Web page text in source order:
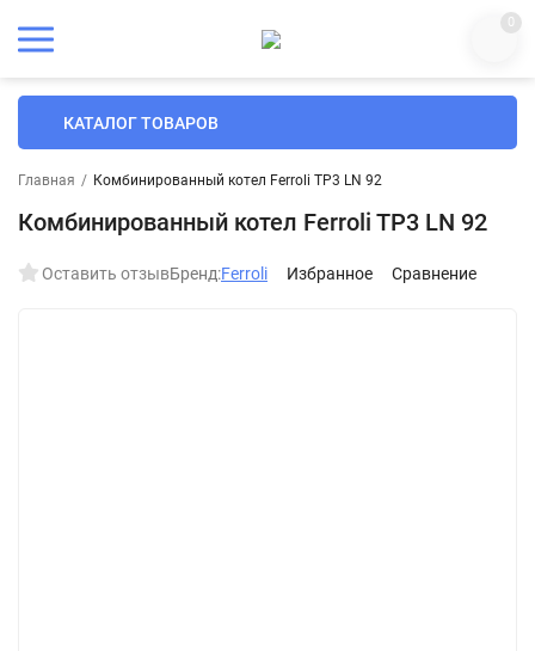
0
КАТАЛОГ ТОВАРОВ
Главная / Комбинированный котел Ferroli TP3 LN 92
Комбинированный котел Ferroli TP3 LN 92
Оставить отзывБренд:Ferroli Избранное Сравнение